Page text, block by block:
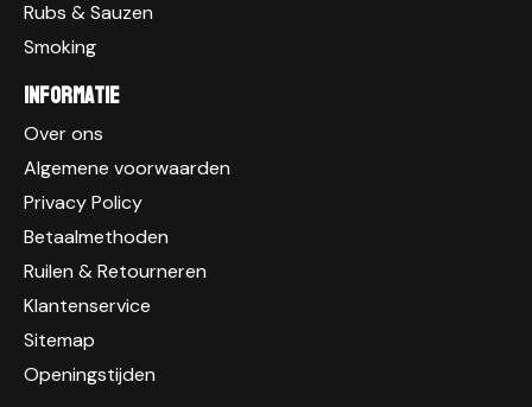
Rubs & Sauzen
Smoking
Informatie
Over ons
Algemene voorwaarden
Privacy Policy
Betaalmethoden
Ruilen & Retourneren
Klantenservice
Sitemap
Openingstijden